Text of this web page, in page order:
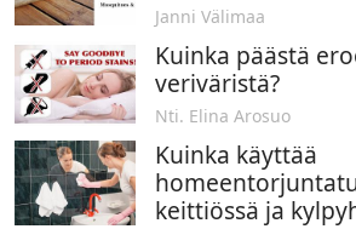
Janni Välimaa
Kuinka päästä
veriväristä?
Nti. Elina Arosuo
Kuinka käyttää
keittiössä ja